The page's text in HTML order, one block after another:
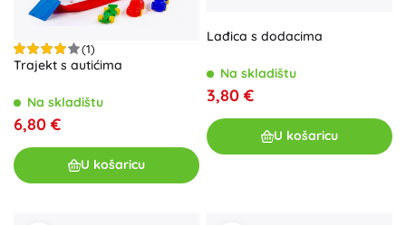
(1)
Trajekt s autićima
Na skladištu
6,80 €
U košaricu
Lađica s dodacima
Na skladištu
3,80 €
U košaricu